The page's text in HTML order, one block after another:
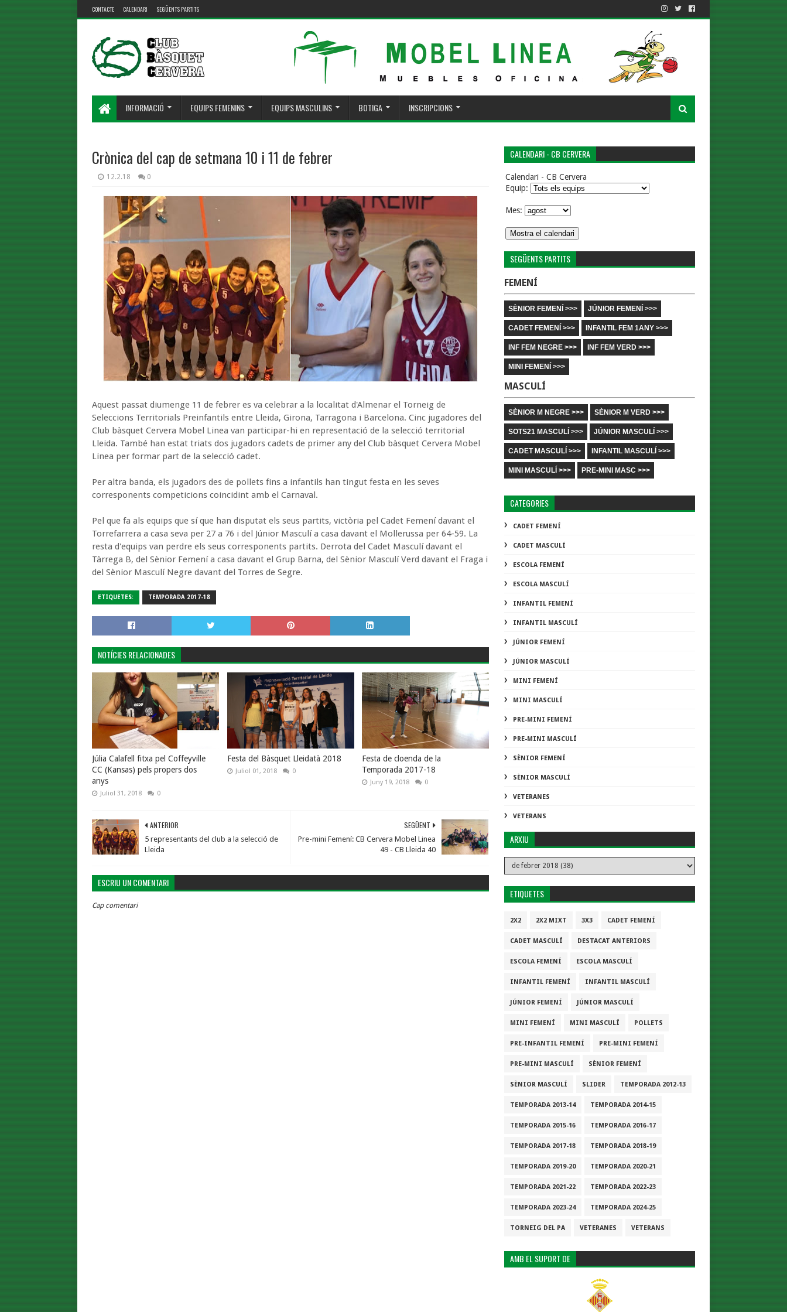
CONTACTE CALENDARI SEGÜENTS PARTITS
INFORMACIÓ EQUIPS FEMENINS EQUIPS MASCULINS BOTIGA INSCRIPCIONS
Crònica del cap de setmana 10 i 11 de febrer
12.2.18 0
Aquest passat diumenge 11 de febrer es va celebrar a la localitat d'Almenar el Torneig de
Seleccions Territorials Preinfantils entre Lleida, Girona, Tarragona i Barcelona. Cinc jugadores del
Club bàsquet Cervera Mobel Linea van participar-hi en representació de la selecció territorial
Lleida. També han estat triats dos jugadors cadets de primer any del Club bàsquet Cervera Mobel
Linea per formar part de la selecció cadet.
Per altra banda, els jugadors des de pollets fins a infantils han tingut festa en les seves
corresponents competicions coincidint amb el Carnaval.
Pel que fa als equips que sí que han disputat els seus partits, victòria pel Cadet Femení davant el
Torrefarrera a casa seva per 27 a 76 i del Júnior Masculí a casa davant el Mollerussa per 64-59. La
resta d'equips van perdre els seus corresponents partits. Derrota del Cadet Masculí davant el
Tàrrega B, del Sènior Femení a casa davant el Grup Barna, del Sènior Masculí Verd davant el Fraga i
del Sènior Masculí Negre davant del Torres de Segre.
ETIQUETES: TEMPORADA 2017-18
NOTÍCIES RELACIONADES
Júlia Calafell fitxa pel Coffeyville
CC (Kansas) pels propers dos
anys
Juliol 31, 2018 0
Festa del Bàsquet Lleidatà 2018
Juliol 01, 2018 0
Festa de cloenda de la
Temporada 2017-18
Juny 19, 2018 0
SEGÜENT
Pre-mini Femení: CB Cervera Mobel Linea
49 - CB Lleida 40
ANTERIOR
5 representants del club a la selecció de
Lleida
ESCRIU UN COMENTARI
Cap comentari
CALENDARI - CB CERVERA
Calendari - CB Cervera
Equip:
Mes:
SEGÜENTS PARTITS
FEMENÍ
SÈNIOR FEMENÍ >>> JÚNIOR FEMENÍ >>>
CADET FEMENÍ >>> INFANTIL FEM 1ANY >>>
INF FEM NEGRE >>> INF FEM VERD >>>
MINI FEMENÍ >>>
MASCULÍ
SÈNIOR M NEGRE >>> SÈNIOR M VERD >>>
SOTS21 MASCULÍ >>> JÚNIOR MASCULÍ >>>
CADET MASCULÍ >>> INFANTIL MASCULÍ >>>
MINI MASCULÍ >>> PRE-MINI MASC >>>
CATEGORIES
CADET FEMENÍ
CADET MASCULÍ
ESCOLA FEMENÍ
ESCOLA MASCULÍ
INFANTIL FEMENÍ
INFANTIL MASCULÍ
JÚNIOR FEMENÍ
JÚNIOR MASCULÍ
MINI FEMENÍ
MINI MASCULÍ
PRE-MINI FEMENÍ
PRE-MINI MASCULÍ
SÈNIOR FEMENÍ
SÈNIOR MASCULÍ
VETERANES
VETERANS
ARXIU
ETIQUETES
2X2 2X2 MIXT 3X3 CADET FEMENÍ
CADET MASCULÍ DESTACAT ANTERIORS
ESCOLA FEMENÍ ESCOLA MASCULÍ
INFANTIL FEMENÍ INFANTIL MASCULÍ
JÚNIOR FEMENÍ JÚNIOR MASCULÍ
MINI FEMENÍ MINI MASCULÍ POLLETS
PRE-INFANTIL FEMENÍ PRE-MINI FEMENÍ
PRE-MINI MASCULÍ SÈNIOR FEMENÍ
SÈNIOR MASCULÍ SLIDER TEMPORADA 2012-13
TEMPORADA 2013-14 TEMPORADA 2014-15
TEMPORADA 2015-16 TEMPORADA 2016-17
TEMPORADA 2017-18 TEMPORADA 2018-19
TEMPORADA 2019-20 TEMPORADA 2020-21
TEMPORADA 2021-22 TEMPORADA 2022-23
TEMPORADA 2023-24 TEMPORADA 2024-25
TORNEIG DEL PA VETERANES VETERANS
AMB EL SUPORT DE